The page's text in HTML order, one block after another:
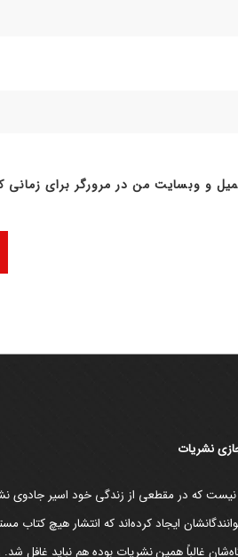
و وبسایت من در مرورگر برای
نشریات
که در مقطعی از زندگی خود اسیر جادوی
ایجاد کرده‌اند که انتشار هیچ کتاب
غالباً همین نشریات بوده هم نباید غافل